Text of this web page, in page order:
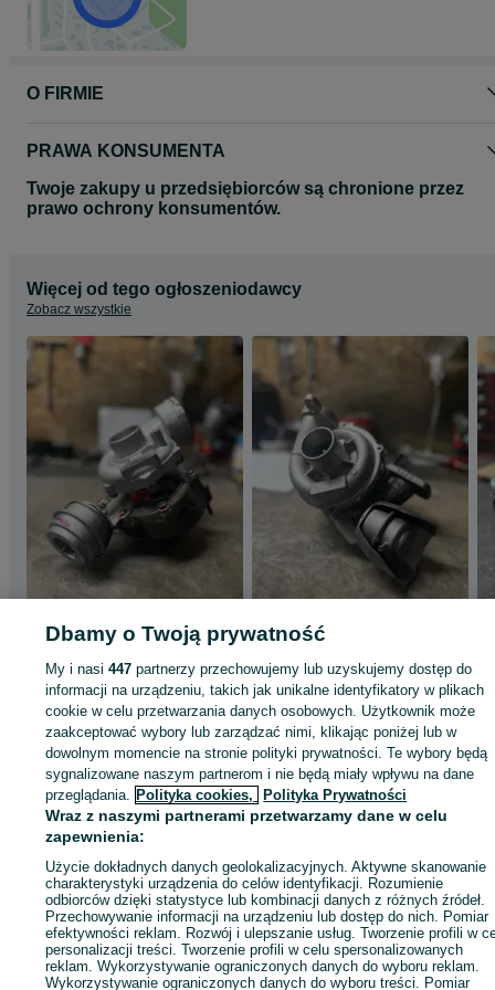
O FIRMIE
PRAWA KONSUMENTA
Twoje zakupy u przedsiębiorców są chronione przez
prawo ochrony konsumentów.
Więcej od tego ogłoszeniodawcy
Zobacz wszystkie
TURBINA turbo audi
vw passat skoda 1.9
tdi 115km AJM AFN
AVB
280 zł
Warszawa, Ochota
Odświeżono dzisiaj o 13:30
TURBINA turbo
Mazda Citroen
280 zł
Kraków, Czyżyny
Odświeżono dzisiaj o 12:17
Zobacz też
Dbamy o Twoją prywatność
My i nasi447 partnerzy przechowujemy lub uzyskujemy dostęp do
informacji na urządzeniu, takich jak unikalne identyfikatory w plikach
cookie w celu przetwarzania danych osobowych. Użytkownik może
zaakceptować wybory lub zarządzać nimi, klikając poniżej lub w
dowolnym momencie na stronie polityki prywatności. Te wybory będą
sygnalizowane naszym partnerom i nie będą miały wpływu na dane
przeglądania. Polityka cookies, Polityka Prywatności
Wraz z naszymi partnerami przetwarzamy dane w celu
zapewnienia:
Użycie dokładnych danych geolokalizacyjnych. Aktywne skanowanie
charakterystyki urządzenia do celów identyfikacji. Rozumienie
odbiorców dzięki statystyce lub kombinacji danych z różnych źródeł.
Przechowywanie informacji na urządzeniu lub dostęp do nich. Pomiar
efektywności reklam. Rozwój i ulepszanie usług. Tworzenie profili w
personalizacji treści. Tworzenie profili w celu spersonalizowanych
reklam. Wykorzystywanie ograniczonych danych do wyboru reklam.
Wykorzystywanie ograniczonych danych do wyboru treści. Pomiar